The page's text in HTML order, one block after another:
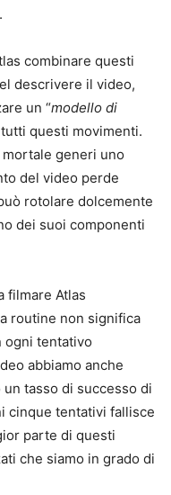
combinare questi
descrivere il video,
un “modello di
questi movimenti.
generi uno
del video perde
rotolare dolcemente
dei suoi componenti
filmare Atlas
routine non significa
ogni tentativo
abbiamo anche
un tasso di successo di
cinque tentativi fallisce
parte di questi
che siamo in grado di